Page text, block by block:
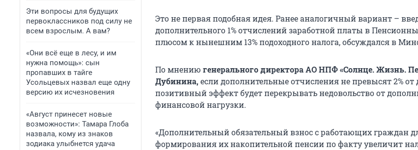
Эти вопросы для будущих
первоклассников под силу не
всем взрослым. А вам?
«Они всё еще в лесу, и им
нужна помощь»: сын
пропавших в тайге
Усольцевых назвал еще одну
версию их исчезновения
«Август принесет новые
возможности»: Тамара Глоба
назвала, кому из знаков
зодиака улыбнется удача
Это не первая подобная идея. Ранее аналогичный вариант –
дополнительного 1% отчислений заработной платы в
плюсом к нынешним 13% подоходного налога, обсуждался в
По мнению генерального директора АО НПФ «Солнце. Жизнь.
Дубинина,если дополнительные отчисления не превысят 2% от
позитивный эффект будет перекрывать недовольство от
финансовой нагрузки.
«Дополнительный обязательный взнос с работающих граждан
формирования их накопительной пенсии по факту увеличит